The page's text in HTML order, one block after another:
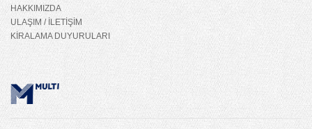
HAKKIMIZDA
ULAŞIM / İLETİŞİM
KİRALAMA DUYURULARI